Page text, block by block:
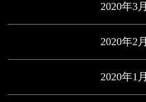
2020年3月
2020年2月
2020年1月